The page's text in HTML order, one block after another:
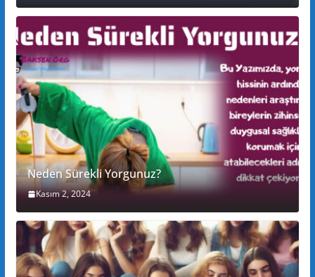
Neden Sürekli Yorgunuz?
Kasım 2, 2024